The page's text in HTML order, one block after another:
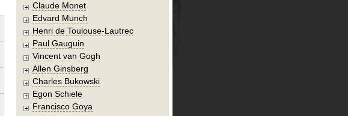
Claude Monet
Edvard Munch
Henri de Toulouse-Lautrec
Paul Gauguin
Vincent van Gogh
Allen Ginsberg
Charles Bukowski
Egon Schiele
Francisco Goya